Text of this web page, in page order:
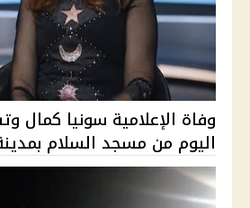
وفاة الإعلامية سونيا كمال
اليوم من مسجد السلام